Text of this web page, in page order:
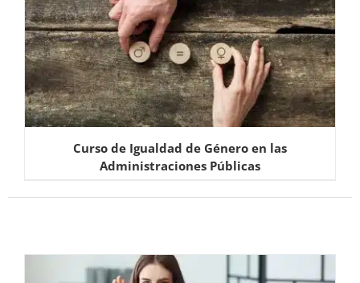
Curso de Igualdad de Género en las
Administraciones Públicas